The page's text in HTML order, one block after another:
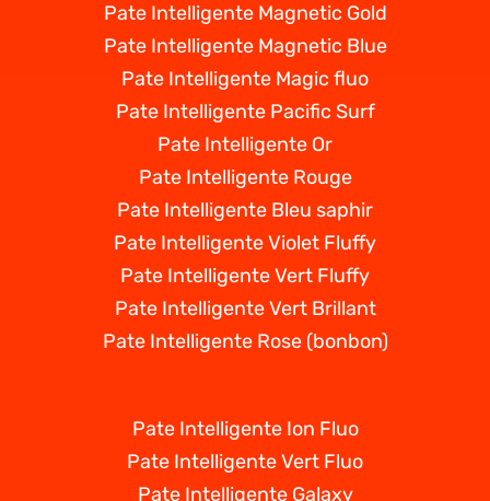
Pate Intelligente Magnetic Gold
Pate Intelligente Magnetic Blue
Pate Intelligente Magic fluo
Pate Intelligente Pacific Surf
Pate Intelligente Or
Pate Intelligente Rouge
Pate Intelligente Bleu saphir
Pate Intelligente Violet Fluffy
Pate Intelligente Vert Fluffy
Pate Intelligente Vert Brillant
Pate Intelligente Rose (bonbon)
Pate Intelligente Ion Fluo
Pate Intelligente Vert Fluo
Pate Intelligente Galaxy